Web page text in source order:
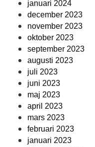
januari 2024
december 2023
november 2023
oktober 2023
september 2023
augusti 2023
juli 2023
juni 2023
maj 2023
april 2023
mars 2023
februari 2023
januari 2023